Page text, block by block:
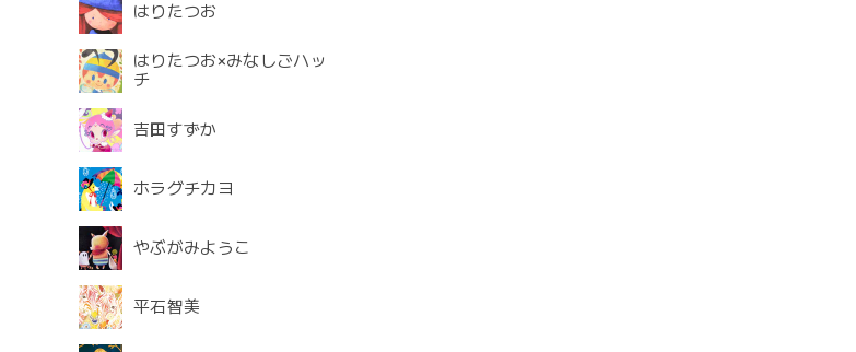
はりたつお
はりたつお×みなしごハッ
チ
吉田すずか
ホラグチカヨ
やぶがみようこ
平石智美